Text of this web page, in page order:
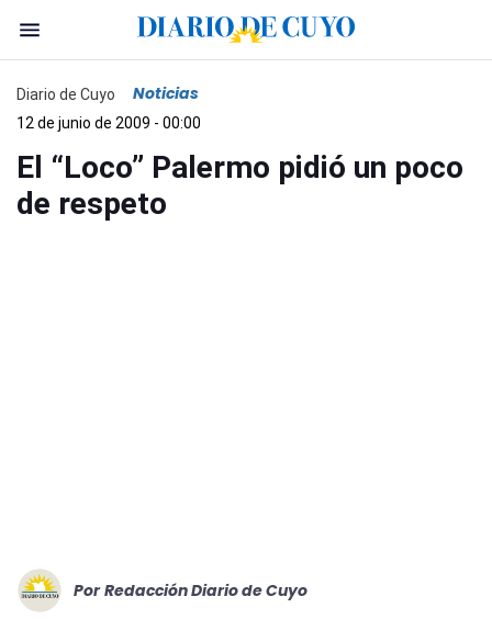
Diario de Cuyo Noticias
12 de junio de 2009 - 00:00
El “Loco” Palermo pidió un poco
de respeto
Por Redacción Diario de Cuyo